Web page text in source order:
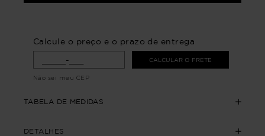
Calcule o preço e o prazo de entrega
CALCULAR O FRETE
Não sei meu CEP
TABELA DE MEDIDAS
DETALHES